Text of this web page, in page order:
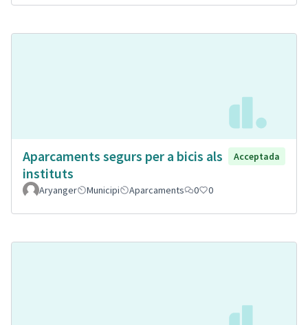
Aparcaments segurs per a bicis als
instituts
Acceptada
Aryanger Municipi Aparcaments 0 0